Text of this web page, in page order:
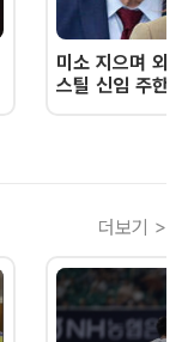
미소 지으며 외
스틸 신임 주한
더보기 >